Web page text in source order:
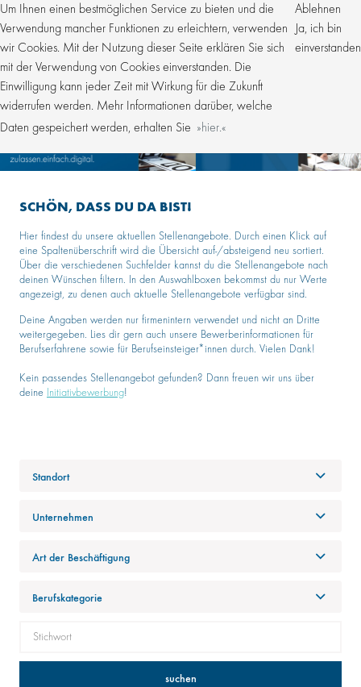
Um Ihnen einen bestmöglichen Service zu bieten und die
Verwendung mancher Funktionen zu erleichtern, verwenden
wir Cookies. Mit der Nutzung dieser Seite erklären Sie sich
mit der Verwendung von Cookies einverstanden. Die
Einwilligung kann jeder Zeit mit Wirkung für die Zukunft
widerrufen werden. Mehr Informationen darüber, welche
Daten gespeichert werden, erhalten Sie
hier.
Ablehnen
Ja, ich bin
einverstanden
SCHÖN, DASS DU DA BIST!
Hier findest du unsere aktuellen Stellenangebote. Durch einen Klick auf
eine Spaltenüberschrift wird die Übersicht auf-/absteigend neu sortiert.
Über die verschiedenen Suchfelder kannst du die Stellenangebote nach
deinen Wünschen filtern. In den Auswahlboxen bekommst du nur Werte
angezeigt, zu denen auch aktuelle Stellenangebote verfügbar sind.
Deine Angaben werden nur firmenintern verwendet und nicht an Dritte
weitergegeben. Lies dir gern auch unsere Bewerberinformationen für
Berufserfahrene sowie für Berufseinsteiger*innen durch. Vielen Dank!
Kein passendes Stellenangebot gefunden? Dann freuen wir uns über
deine
Initiativbewerbung!
Standort
Unternehmen
Art der Beschäftigung
Berufskategorie
suchen